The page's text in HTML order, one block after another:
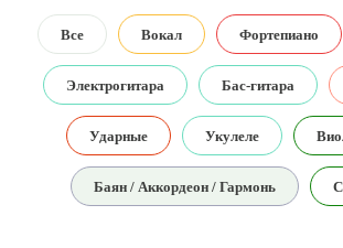
Все Вокал Фортепиано
Электрогитара Бас-гитара
Ударные Укулеле
Баян / Аккордеон / Гармонь